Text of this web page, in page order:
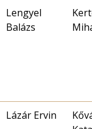
Lengyel
Balázs
Lázár Ervin